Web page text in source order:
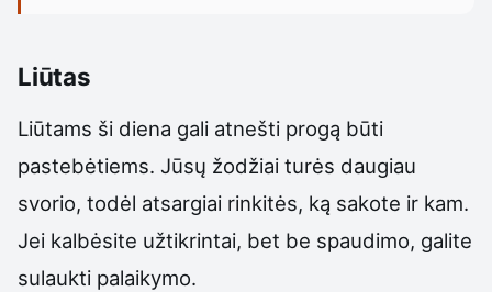
Liūtas
Liūtams ši diena gali atnešti progą būti
pastebėtiems. Jūsų žodžiai turės daugiau
svorio, todėl atsargiai rinkitės, ką sakote ir kam.
Jei kalbėsite užtikrintai, bet be spaudimo, galite
sulaukti palaikymo.